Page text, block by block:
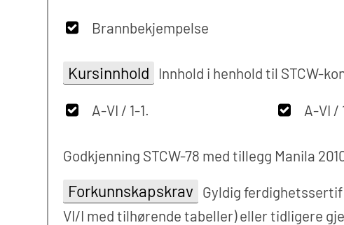
Brannbekjempelse
Kursinnhold Innhold i henhold til STCW-
A-VI / 1-1. A-VI /
Godkjenning STCW-78 med tillegg Manila
Forkunnskapskrav Gyldig
VI/I med tilhørende tabeller) eller tidligere